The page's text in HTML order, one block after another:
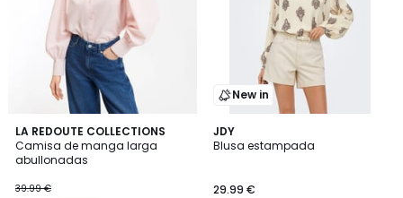
LA REDOUTE COLLECTIONS
Camisa de manga larga
abullonadas
39.99 €
2
Colores
New in
JDY
Blusa estampada
29.99 €